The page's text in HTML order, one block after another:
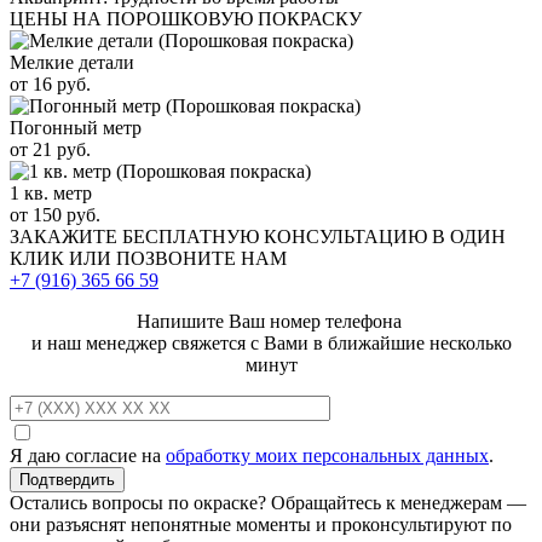
ЦЕНЫ НА ПОРОШКОВУЮ ПОКРАСКУ
Мелкие детали
от 16 руб.
Погонный метр
от 21 руб.
1 кв. метр
от 150 руб.
ЗАКАЖИТЕ БЕСПЛАТНУЮ КОНСУЛЬТАЦИЮ В ОДИН
КЛИК ИЛИ ПОЗВОНИТЕ НАМ
+7 (916) 365 66 59
Напишите Ваш номер телефона
и наш менеджер свяжется с Вами в ближайшие несколько
минут
Я даю согласие на обработку моих персональных данных.
Остались вопросы по окраске? Обращайтесь к менеджерам —
они разъяснят непонятные моменты и проконсультируют по